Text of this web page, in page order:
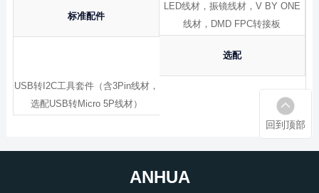
回到顶部
标准配件
LED线材，振镜线材，V BY ONE
线材，DMD FPC转接板
选配
USB转I2C工具套件（含3Pin线材，
选配USB转Micro 5P线材）
ANHUA